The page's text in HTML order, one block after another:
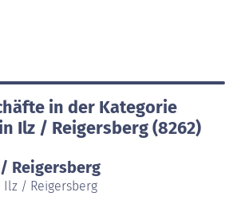
in der Kategorie
Ilz / Reigersberg (8262)
Reigersberg
Ilz / Reigersberg